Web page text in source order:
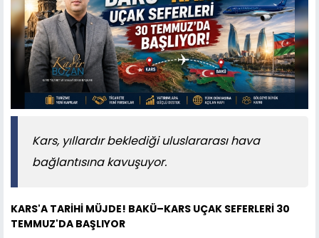
Kars, yıllardır beklediği uluslararası hava
bağlantısına kavuşuyor.
KARS'A TARİHİ MÜJDE! BAKÜ–KARS UÇAK SEFERLERİ 30
TEMMUZ'DA BAŞLIYOR